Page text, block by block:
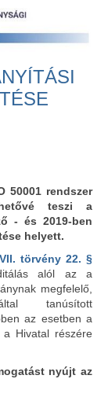
50001 rendszer
teszi a
- és 2019-ben
helyett.
törvény 22. §
alól az a
megfelelő,
tanúsított
az esetben a
a Hivatal részére
nyújt az